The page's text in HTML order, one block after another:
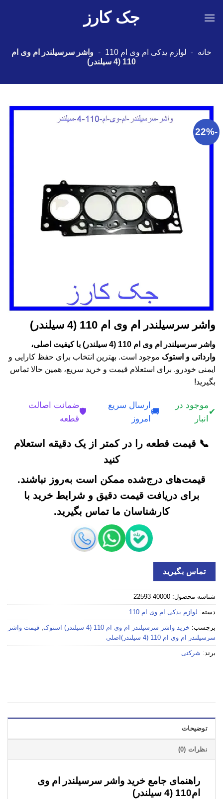
جک کارز
خانه - لوازم یدکی ام وی ام 110 - واشر سرسیلندر ام وی ام
110 (4 سیلندر)
-22%
واشر سرسیلندر ام وی ام 110 (4 سیلندر)
واشر سرسیلندر ام وی ام 110 (4 سیلندر) با کیفیت اصلی،
وارداتی و استوک موجود است. بهترین انتخاب برای حفظ کارایی و
ایمنی خودرو. برای استعلام قیمت و خرید سریع، همین حالا تماس
بگیرید!
✔
موجود در
انبار
🚚
ارسال سریع
امروز
🛡️
ضمانت اصالت
قطعه
📞 قیمت قطعه را در کمتر از یک دقیقه استعلام
کنید
قیمت‌های درج‌شده ممکن است به‌روز نباشند.
برای دریافت قیمت دقیق و شرایط خرید با
کارشناسان ما تماس بگیرید.
تماس بگیرید
شناسه محصول: 40000-22593
دسته: لوازم یدکی ام وی ام 110
برچسب: خرید واشر سرسیلندر ام وی ام 110 (4 سیلندر) استوک , قیمت واشر
سرسیلندر ام وی ام 110 (4 سیلندر)اصلی
برند: شرکتی
توضیحات
نظرات (0)
راهنمای جامع خرید واشر سرسیلندر ام وی
ام110 (4 سیلندر)